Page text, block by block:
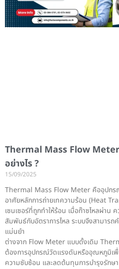
Thermal Mass Flow Meter
อย่างไร ?
15/09/2025
Thermal Mass Flow Meter คืออุปกร
อาศัยหลักการถ่ายเทความร้อน (Heat
เซนเซอร์ที่ถูกทำให้ร้อน เมื่อก๊าซไหลผ่าน
สัมพันธ์กับอัตราการไหล ระบบจึงสามารถ
แม่นยำ
ต่างจาก Flow Meter แบบดั้งเดิม
ต้องการอุปกรณ์วัดแรงดันหรืออุณหภูมิเพื่
ความซับซ้อน และลดต้นทุนการบำรุงรักษา